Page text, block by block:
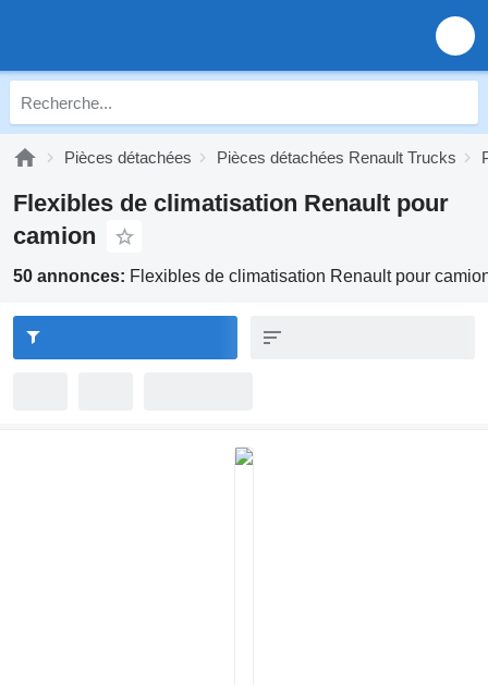
Pièces détachées Pièces détachées Renault Trucks
Flexibles de climatisation Renault pour
camion
50 annonces: Flexibles de climatisation Renault pour